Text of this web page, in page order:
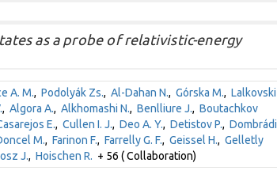
as a probe of relativistic-energy
A. M., Podolyák Zs., Al-Dahan N., Górska M., Lalkovski
, Algora A., Alkhomashi N., Benlliure J., Boutachkov
E., Cullen I. J., Deo A. Y., Detistov P., Dombrádi
M., Farinon F., Farrelly G. F., Geissel H., Gelletly
J., Hoischen R. + 56 ( Collaboration)